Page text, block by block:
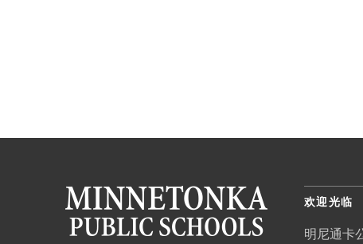
欢迎光临
明尼通卡